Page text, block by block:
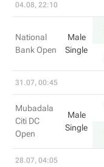
04.08, 22:10
National
Bank Open
Male
Single
31.07, 00:45
Mubadala
Citi DC
Open
Male
Single
28.07, 04:05